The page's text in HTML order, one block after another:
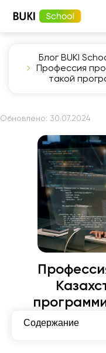
Блог BUKI
Профессия
такой
Обновлено: 30.07.2024
Содержание